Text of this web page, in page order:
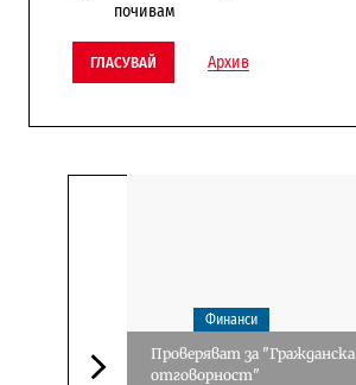
почивам
ГЛАСУВАЙ Архив
Финанси
Проверяват за "Гражданска
отговорност"